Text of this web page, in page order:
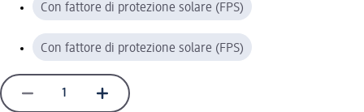
Con fattore di protezione solare (FPS)
Con fattore di protezione solare (FPS)